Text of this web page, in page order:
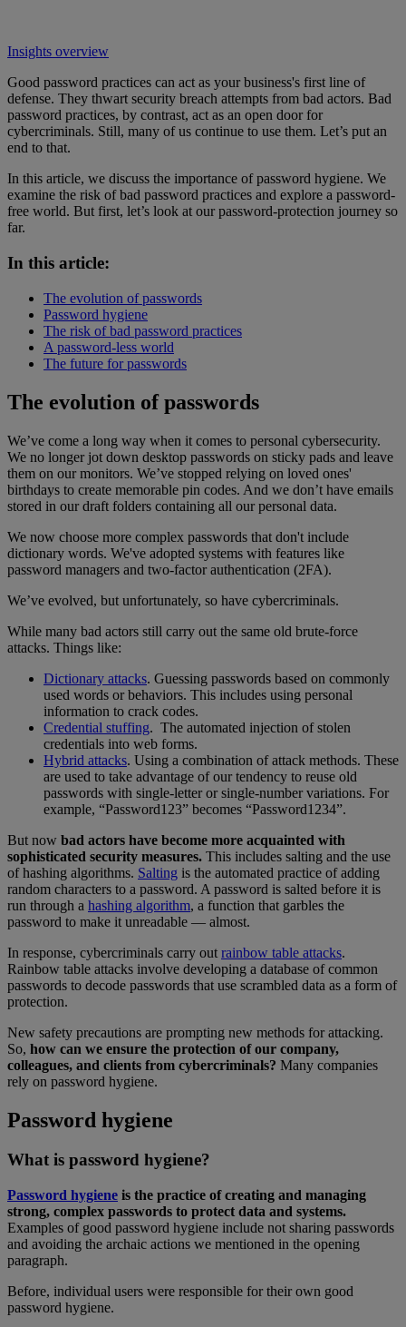
Insights overview
Good password practices can act as your business's first line of
defense. They thwart security breach attempts from bad actors. Bad
password practices, by contrast, act as an open door for
cybercriminals. Still, many of us continue to use them. Let’s put an
end to that.
In this article, we discuss the importance of password hygiene. We
examine the risk of bad password practices and explore a password-
free world. But first, let’s look at our password-protection journey so
far.
In this article:
The evolution of passwords
Password hygiene
The risk of bad password practices
A password-less world
The future for passwords
The evolution of passwords
We’ve come a long way when it comes to personal cybersecurity.
We no longer jot down desktop passwords on sticky pads and leave
them on our monitors. We’ve stopped relying on loved ones'
birthdays to create memorable pin codes. And we don’t have emails
stored in our draft folders containing all our personal data.
We now choose more complex passwords that don't include
dictionary words. We've adopted systems with features like
password managers and two-factor authentication (2FA).
We’ve evolved, but unfortunately, so have cybercriminals.
While many bad actors still carry out the same old brute-force
attacks. Things like:
Dictionary attacks. Guessing passwords based on commonly
used words or behaviors. This includes using personal
information to crack codes.
Credential stuffing. The automated injection of stolen
credentials into web forms.
Hybrid attacks. Using a combination of attack methods. These
are used to take advantage of our tendency to reuse old
passwords with single-letter or single-number variations. For
example, “Password123” becomes “Password1234”.
But now bad actors have become more acquainted with
sophisticated security measures. This includes salting and the use
of hashing algorithms. Salting is the automated practice of adding
random characters to a password. A password is salted before it is
run through a hashing algorithm, a function that garbles the
password to make it unreadable — almost.
In response, cybercriminals carry out rainbow table attacks.
Rainbow table attacks involve developing a database of common
passwords to decode passwords that use scrambled data as a form of
protection.
New safety precautions are prompting new methods for attacking.
So, how can we ensure the protection of our company,
colleagues, and clients from cybercriminals? Many companies
rely on password hygiene.
Password hygiene
What is password hygiene?
Password hygiene is the practice of creating and managing
strong, complex passwords to protect data and systems.
Examples of good password hygiene include not sharing passwords
and avoiding the archaic actions we mentioned in the opening
paragraph.
Before, individual users were responsible for their own good
password hygiene.